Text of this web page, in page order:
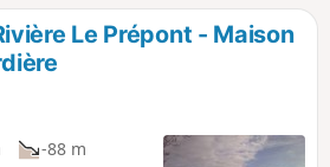
Le Prépont - Maison
-88 m